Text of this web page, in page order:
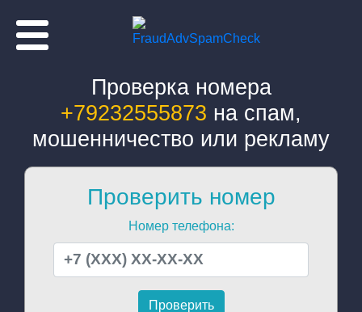
Проверка номера
+79232555873 на спам,
мошенничество или рекламу
Проверить номер
Номер телефона: